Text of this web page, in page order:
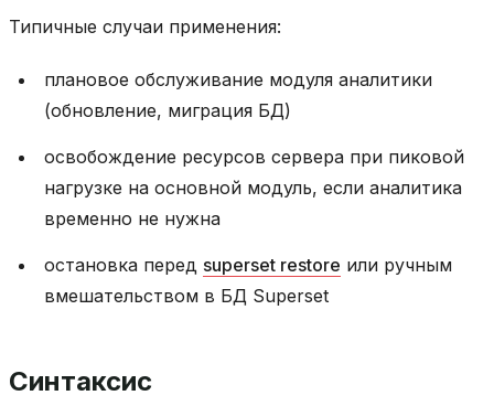
Типичные случаи применения:
плановое обслуживание модуля аналитики
(обновление, миграция БД)
освобождение ресурсов сервера при пиковой
нагрузке на основной модуль, если аналитика
временно не нужна
остановка перед superset restore или ручным
вмешательством в БД Superset
Синтаксис